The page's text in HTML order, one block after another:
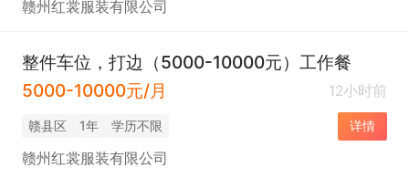
赣州红裳服装有限公司
整件车位，打边（5000-10000元）工作餐
5000-10000元/月
12小时前
赣县区 1年 学历不限 详情
赣州红裳服装有限公司